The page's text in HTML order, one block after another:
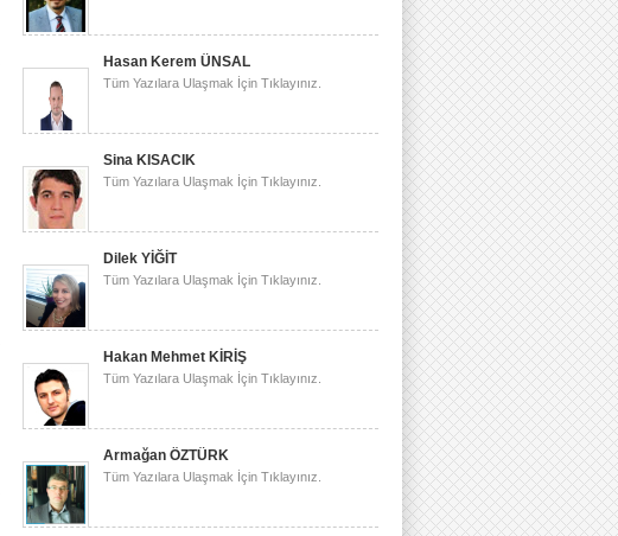
Hasan Kerem ÜNSAL
Tüm Yazılara Ulaşmak İçin Tıklayınız.
Sina KISACIK
Tüm Yazılara Ulaşmak İçin Tıklayınız.
Dilek YİĞİT
Tüm Yazılara Ulaşmak İçin Tıklayınız.
Hakan Mehmet KİRİŞ
Tüm Yazılara Ulaşmak İçin Tıklayınız.
Armağan ÖZTÜRK
Tüm Yazılara Ulaşmak İçin Tıklayınız.